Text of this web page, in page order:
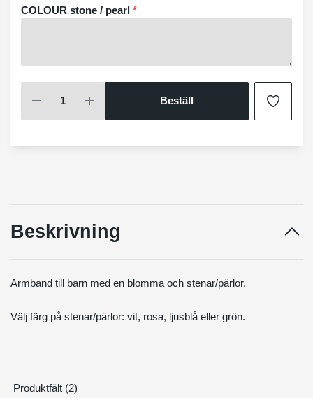
COLOUR stone / pearl *
Beställ
Beskrivning
Armband till barn med en blomma och stenar/pärlor.
Välj färg på stenar/pärlor: vit, rosa, ljusblå eller grön.
Produktfält (2)